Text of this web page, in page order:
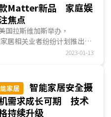
款Matter新品 家庭娱
焦点
国拉斯维加斯举办，
居相关业者纷纷计划推出支
、TP-Link、Aqara...
2023-01-13
家居
智能家居安全摄
需求成长可期 技术
持续升级